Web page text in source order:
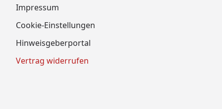
Impressum
Cookie-Einstellungen
Hinweisgeberportal
Vertrag widerrufen